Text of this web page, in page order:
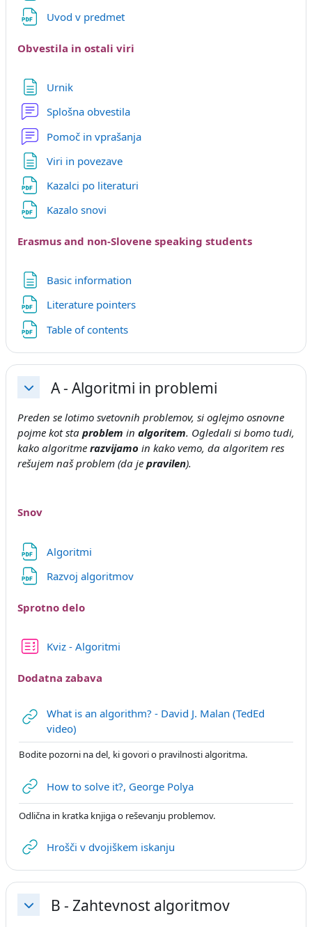
Uvod v predmet
Obvestila in ostali viri
UrnikStran
Splošna obvestila
Pomoč in vprašanja
Viri in povezaveStran
Kazalci po literaturi
Kazalo snovi
Erasmus and non-Slovene speaking students
Basic informationStran
Literature pointers
Table of contents
Skrči A - Algoritmi in problemi
Preden se lotimo svetovnih problemov, si oglejmo osnovne
pojme kot sta problem in algoritem. Ogledali si bomo tudi,
kako algoritme razvijamo in kako vemo, da algoritem res
rešujem naš problem (da je pravilen).
Snov
Algoritmi
Razvoj algoritmov
Sprotno delo
Kviz - Algoritmi
Dodatna zabava
What is an algorithm? - David J. Malan (TedEd
video)URL
Bodite pozorni na del, ki govori o pravilnosti algoritma.
How to solve it?, George PolyaURL
Odlična in kratka knjiga o reševanju problemov.
Hrošči v dvojiškem iskanjuURL
Skrči B - Zahtevnost algoritmov